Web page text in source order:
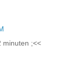
minuten ;<<